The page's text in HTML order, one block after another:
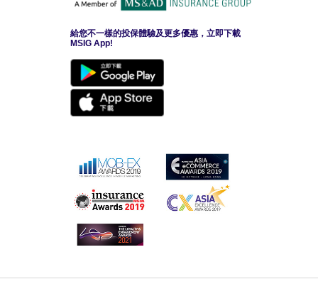
給您不一樣的投保體驗及更多優惠，立即下載
MSIG App!